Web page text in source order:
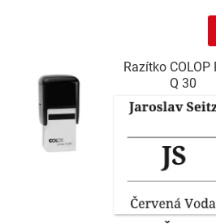
Razítko COLOP
Q 30